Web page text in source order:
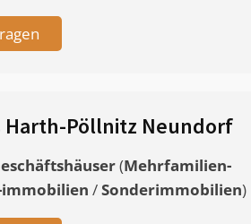
Harth-Pöllnitz Neundorf
(Mehrfamilien-
immobilien /Sonderimmobilien)